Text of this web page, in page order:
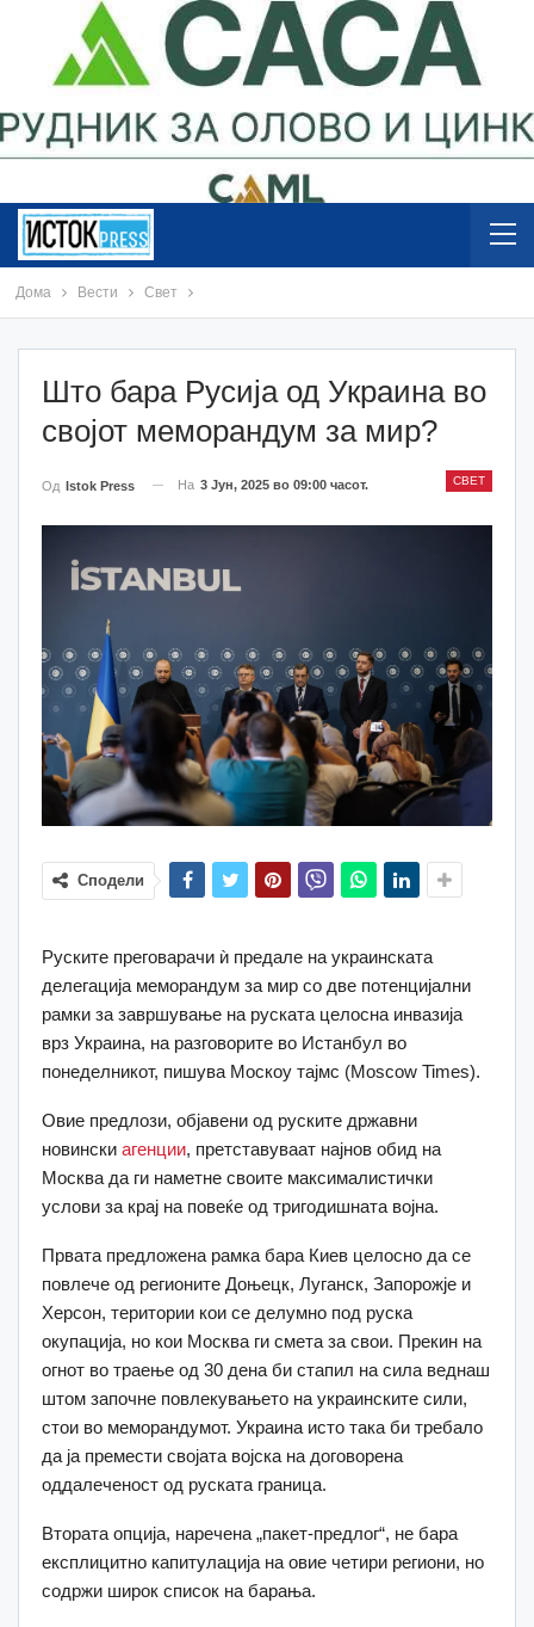
Дома Вести Свет
Што бара Русија од Украина во
својот меморандум за мир?
СВЕТ
Од Istok Press На 3 Јун, 2025 во 09:00 часот.
Сподели
Руските преговарачи ѝ предале на украинската
делегација меморандум за мир со две потенцијални
рамки за завршување на руската целосна инвазија
врз Украина, на разговорите во Истанбул во
понеделникот, пишува Москоу тајмс (Moscow Times).
Овие предлози, објавени од руските државни
новински агенции, претставуваат најнов обид на
Москва да ги наметне своите максималистички
услови за крај на повеќе од тригодишната војна.
Првата предложена рамка бара Киев целосно да се
повлече од регионите Доњецк, Луганск, Запорожје и
Херсон, територии кои се делумно под руска
окупација, но кои Москва ги смета за свои. Прекин на
огнот во траење од 30 дена би стапил на сила веднаш
штом започне повлекувањето на украинските сили,
стои во меморандумот. Украина исто така би требало
да ја премести својата војска на договорена
оддалеченост од руската граница.
Втората опција, наречена „пакет-предлог“, не бара
експлицитно капитулација на овие четири региони, но
содржи широк список на барања.